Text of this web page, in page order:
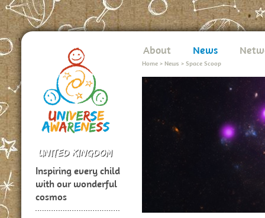
Inspiring every child
with our wonderful
cosmos
About News
Home > News > Space Scoop